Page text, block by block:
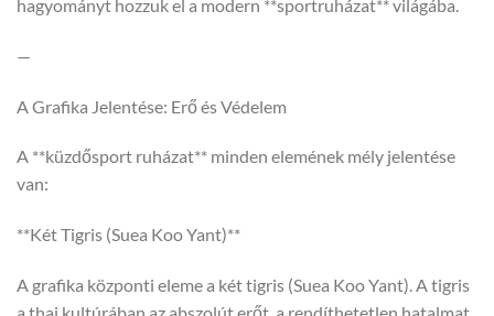
hagyományt hozzuk el a modern **sportruházat** világába.
—
A Grafika Jelentése: Erő és Védelem
A **küzdősport ruházat** minden elemének mély jelentése
van:
**Két Tigris (Suea Koo Yant)**
A grafika központi eleme a két tigris (Suea Koo Yant). A tigris